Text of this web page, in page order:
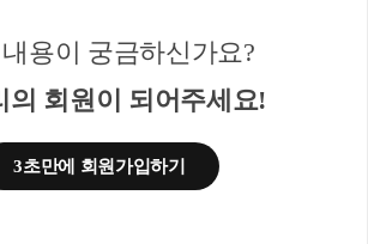
6,300만원
용이 궁금하신가요?
의 회원이 되어주세요!
3초만에 회원가입하기